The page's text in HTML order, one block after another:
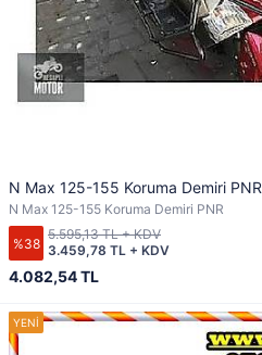
N Max 125-155 Koruma Demiri PNR
N Max 125-155 Koruma Demiri PNR
%38
4.082,54 TL
3.459,78 TL + KDV
5.595,13 TL + KDV